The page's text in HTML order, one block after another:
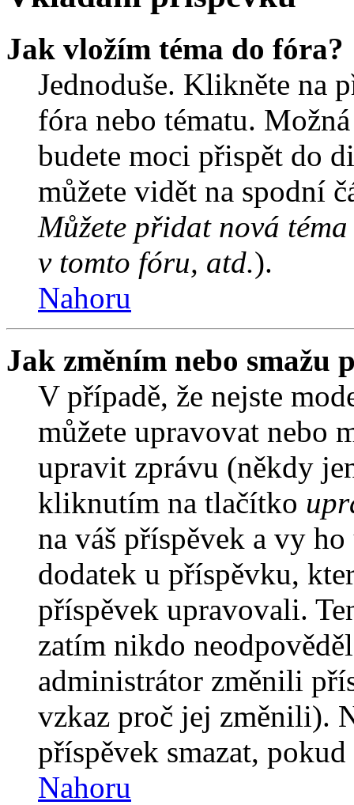
Jak vložím téma do fóra?
Jednoduše. Klikněte na
fóra nebo tématu.
budete moci přispět do
můžete vidět na spodní
Můžete přidat nová
v tomto fóru, atd.).
Nahoru
Jak změním nebo smažu
V případě, že nejste
můžete upravovat nebo
upravit zprávu (někdy
kliknutím na tlačítko
na váš příspěvek a vy
dodatek u příspěvku,
příspěvek upravovali.
zatím nikdo
administrátor změnili
vzkaz proč jej změnili).
příspěvek smazat,
Nahoru